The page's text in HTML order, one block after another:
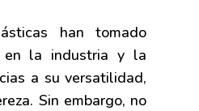
han tomado
en la industria y la
a su versatilidad,
Sin embargo, no